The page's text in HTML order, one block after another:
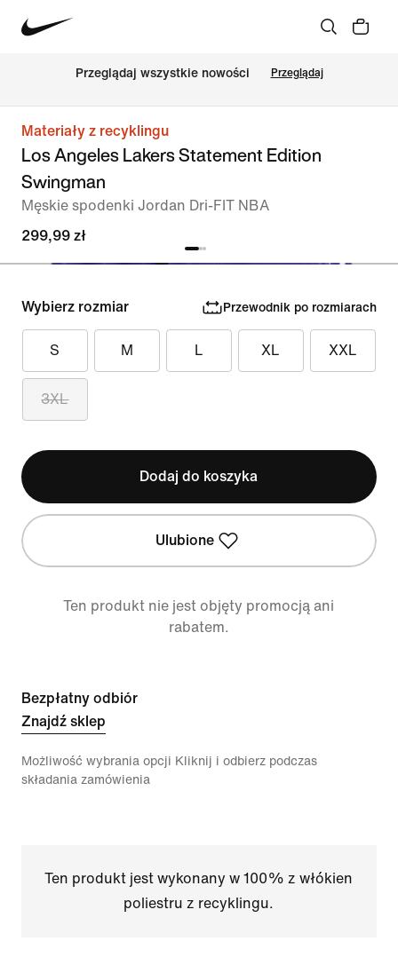
Przeglądaj wszystkie nowości Przeglądaj
Materiały z recyklingu
Los Angeles Lakers Statement Edition
Swingman
Męskie spodenki Jordan Dri-FIT NBA
299,99 zł
Wybierz rozmiar Przewodnik po rozmiarach
S M L XL XXL
3XL
Dodaj do koszyka
Ulubione
Ten produkt nie jest objęty promocją ani
rabatem.
Bezpłatny odbiór
Znajdź sklep
Możliwość wybrania opcji Kliknij i odbierz podczas
składania zamówienia
Ten produkt jest wykonany w 100% z włókien
poliestru z recyklingu.